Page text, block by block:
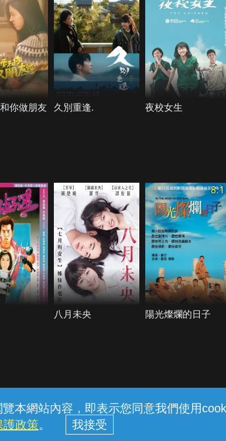
本網站內容，即表示您同意我們使用
護政策。
你做朋友
久別重逢. 夜校女生
八月未央
8.1
陽光燦爛的日子
隱私權保護
：96979949) © 2026